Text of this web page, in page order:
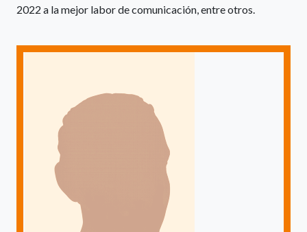
2022 a la mejor labor de comunicación, entre otros.